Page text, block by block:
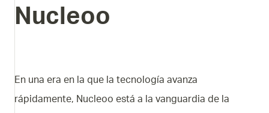
Nucleoo
En una era en la que la tecnología avanza
rápidamente, Nucleoo está a la vanguardia de la